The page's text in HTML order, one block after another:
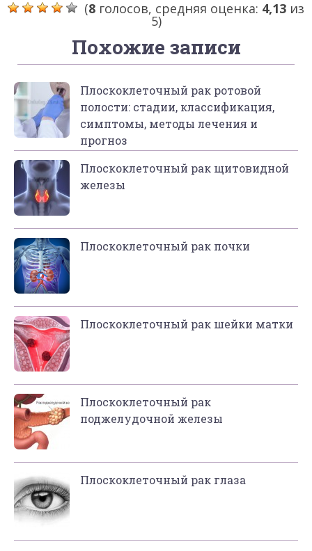
(8 голосов, средняя оценка: 4,13 из
5)
Похожие записи
Плоскоклеточный рак ротовой
полости: стадии, классификация,
симптомы, методы лечения и
прогноз
Плоскоклеточный рак щитовидной
железы
Плоскоклеточный рак почки
Плоскоклеточный рак шейки матки
Плоскоклеточный рак
поджелудочной железы
Плоскоклеточный рак глаза